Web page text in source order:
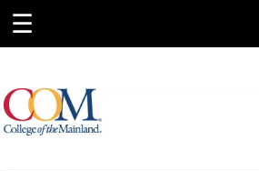
☰